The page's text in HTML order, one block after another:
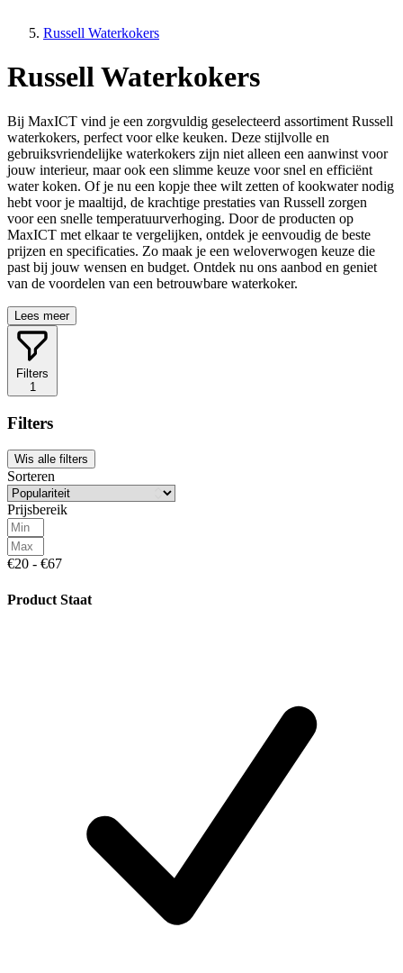
Russell Waterkokers
Russell Waterkokers
Bij MaxICT vind je een zorgvuldig geselecteerd assortiment Russell
waterkokers, perfect voor elke keuken. Deze stijlvolle en
gebruiksvriendelijke waterkokers zijn niet alleen een aanwinst voor
jouw interieur, maar ook een slimme keuze voor snel en efficiënt
water koken. Of je nu een kopje thee wilt zetten of kookwater nodig
hebt voor je maaltijd, de krachtige prestaties van Russell zorgen
voor een snelle temperatuurverhoging. Door de producten op
MaxICT met elkaar te vergelijken, ontdek je eenvoudig de beste
prijzen en specificaties. Zo maak je een weloverwogen keuze die
past bij jouw wensen en budget. Ontdek nu ons aanbod en geniet
van de voordelen van een betrouwbare waterkoker.
Lees meer
Filters
1
Filters
Wis alle filters
Sorteren
Prijsbereik
€20 - €67
Product Staat